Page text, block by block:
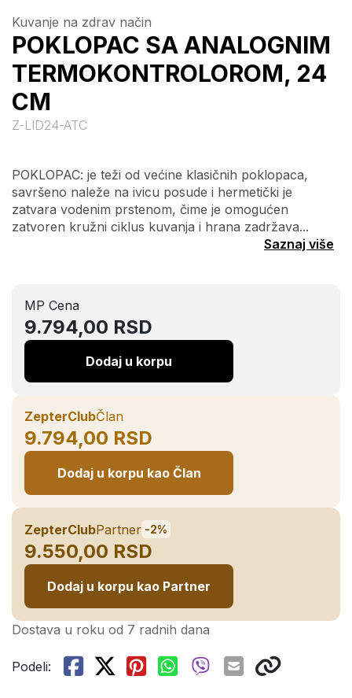
Kuvanje na zdrav način
POKLOPAC SA ANALOGNIM
TERMOKONTROLOROM, 24
CM
Z-LID24-ATC
POKLOPAC: je teži od većine klasičnih poklopaca,
savršeno naleže na ivicu posude i hermetički je
zatvara vodenim prstenom, čime je omogućen
zatvoren kružni ciklus kuvanja i hrana zadržava...
Saznaj više
MP Cena
9.794,00 RSD
Dodaj u korpu
ZepterClubČlan
9.794,00 RSD
Dodaj u korpu kao Član
ZepterClubPartner -2%
9.550,00 RSD
Dodaj u korpu kao Partner
Dostava u roku od 7 radnih dana
Podeli: